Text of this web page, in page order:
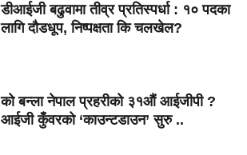
डीआईजी बढुवामा तीव्र प्रतिस्पर्धा : १० पदका
लागि दौडधूप, निष्पक्षता कि चलखेल?
को बन्ला नेपाल प्रहरीको ३१औं आईजीपी ?
आईजी कुँवरको ‘काउन्टडाउन’ सुरु ..